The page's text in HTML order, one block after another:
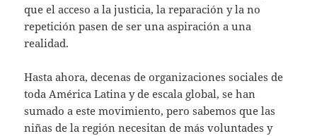
que el acceso a la justicia, la reparación y la no
repetición pasen de ser una aspiración a una
realidad.
Hasta ahora, decenas de organizaciones sociales de
toda América Latina y de escala global, se han
sumado a este movimiento, pero sabemos que las
niñas de la región necesitan de más voluntades y